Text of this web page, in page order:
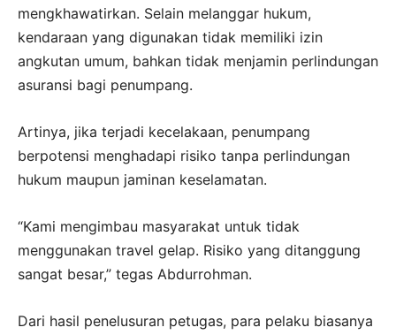
mengkhawatirkan. Selain melanggar hukum,
kendaraan yang digunakan tidak memiliki izin
angkutan umum, bahkan tidak menjamin perlindungan
asuransi bagi penumpang.
Artinya, jika terjadi kecelakaan, penumpang
berpotensi menghadapi risiko tanpa perlindungan
hukum maupun jaminan keselamatan.
“Kami mengimbau masyarakat untuk tidak
menggunakan travel gelap. Risiko yang ditanggung
sangat besar,” tegas Abdurrohman.
Dari hasil penelusuran petugas, para pelaku biasanya